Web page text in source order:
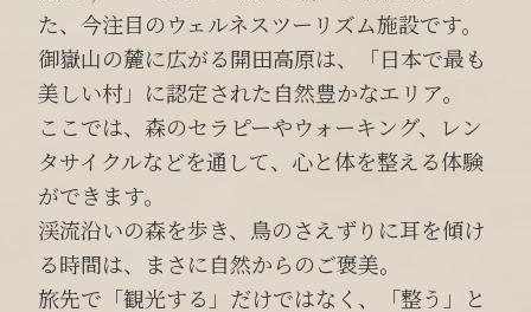
た、今注目のウェルネスツーリズム施設です。
御嶽山の麓に広がる開田高原は、「日本で最も
美しい村」に認定された自然豊かなエリア。
ここでは、森のセラピーやウォーキング、レン
タサイクルなどを通して、心と体を整える体験
ができます。
渓流沿いの森を歩き、鳥のさえずりに耳を傾け
る時間は、まさに自然からのご褒美。
旅先で「観光する」だけではなく、「整う」と